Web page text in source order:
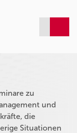
zu
und
die
Situationen